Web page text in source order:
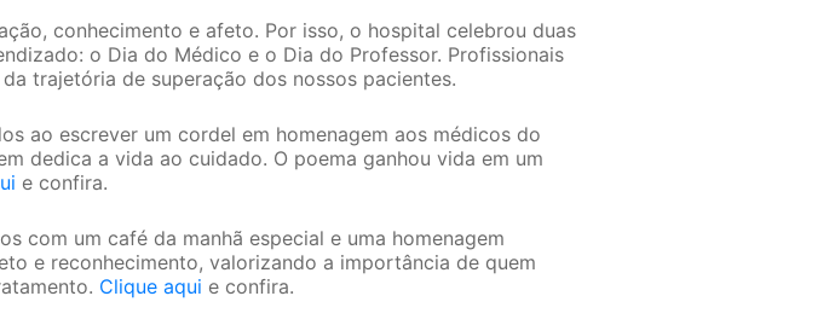
conhecimento e afeto. Por isso, o hospital celebrou duas
o Dia do Médico e o Dia do Professor. Profissionais
trajetória de superação dos nossos pacientes.
ao escrever um cordel em homenagem aos médicos do
dedica a vida ao cuidado. O poema ganhou vida em um
e confira.
com um café da manhã especial e uma homenagem
e reconhecimento, valorizando a importância de quem
Clique aqui e confira.